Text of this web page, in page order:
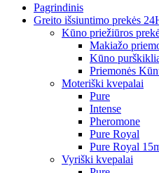
Pagrindinis
Greito išsiuntimo prekės
Kūno priežiūros
Makiažo
Kūno
Priemonės
Moteriški kvepalai
Pure
Intense
Pheromone
Pure Royal
Pure Royal
Vyriški kvepalai